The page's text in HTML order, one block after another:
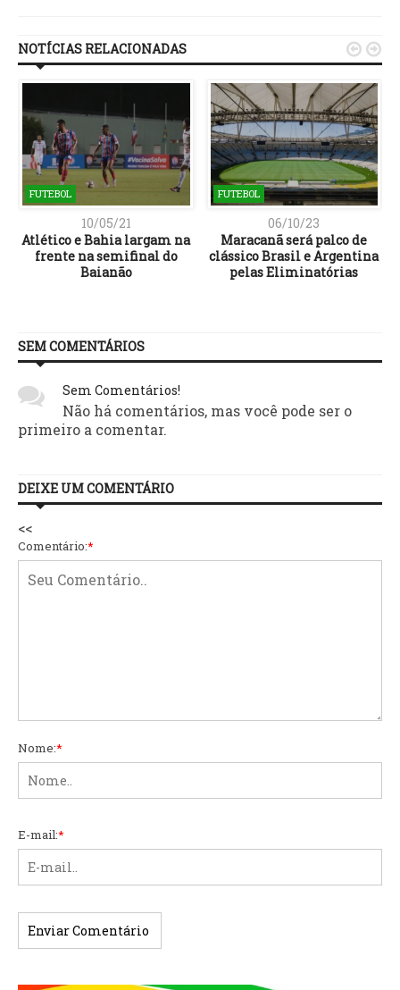
NOTÍCIAS RELACIONADAS
FUTEBOL
10/05/21
Atlético e Bahia largam na
frente na semifinal do
Baianão
FUTEBOL
06/10/23
Maracanã será palco de
clássico Brasil e Argentina
pelas Eliminatórias
 
SEM COMENTÁRIOS
Sem Comentários!
Não há comentários, mas você pode ser o
primeiro a comentar.
DEIXE UM COMENTÁRIO
<<
Comentário:*
Nome:*
E-mail:*